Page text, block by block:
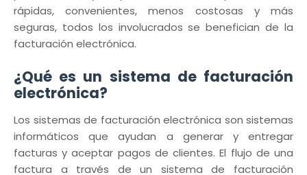
rápidas, convenientes, menos costosas y más
seguras, todos los involucrados se benefician de la
facturación electrónica.
¿Qué es un sistema de facturación
electrónica?
Los sistemas de facturación electrónica son sistemas
informáticos que ayudan a generar y entregar
facturas y aceptar pagos de clientes. El flujo de una
factura a través de un sistema de facturación